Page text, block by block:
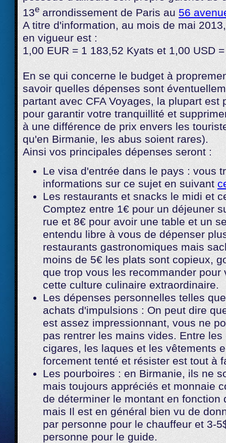
13e arrondissement de Paris au 56
A titre d'information, au mois de mai
en vigueur est :
1,00 EUR = 1 183,52 Kyats et 1,00 USD
En se qui concerne le budget à
savoir quelles dépenses sont
partant avec CFA Voyages, la plupart est
pour garantir votre tranquillité et
à une différence de prix envers les
qu'en Birmanie, les abus soient rares).
Ainsi vos principales dépenses seront :
Le visa d'entrée dans le pays : vous
informations sur ce sujet en suivant
Les restaurants et snacks le midi et
Comptez entre 1€ pour un déjeuner
rue et 8€ pour avoir une table et un
entendu libre à vous de dépenser
restaurants gastronomiques mais
moins de 5€ les plats sont copieux,
que trop vous les recommander pour
cette culture culinaire extraordinaire.
Les dépenses personnelles telles
achats d'impulsions : On peut dire
est assez impressionnant, vous ne
pas rentrer les mains vides. Entre
cigares, les laques et les vêtements
forcement tenté et résister est tout à
Les pourboires : en Birmanie, ils ne
mais toujours appréciés et monnaie
de déterminer le montant en fonction
mais Il est en général bien vu de
par personne pour le chauffeur et 3-
personne pour le guide.